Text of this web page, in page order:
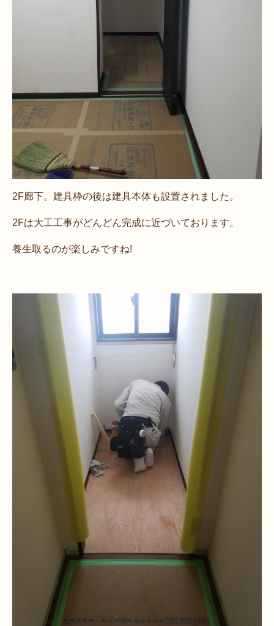
2F廊下。建具枠の後は建具本体も設置されました。
2Fは大工工事がどんどん完成に近づいております。
養生取るのが楽しみですね!